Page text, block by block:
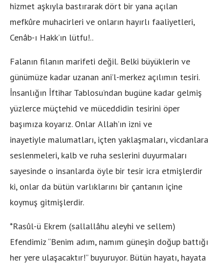
hizmet aşkıyla bastırarak dört bir yana açılan
mefkûre muhacirleri ve onların hayırlı faaliyetleri,
Cenâb-ı Hakk’ın lütfu!..
Falanın filanın marifeti değil. Belki büyüklerin ve
günümüze kadar uzanan ani’l-merkez açılımın tesiri.
İnsanlığın İftihar Tablosu’ndan bugüne kadar gelmiş
yüzlerce müçtehid ve müceddidin tesirini öper
başımıza koyarız. Onlar Allah’ın izni ve
inayetiyle malumatları, içten yaklaşmaları, vicdanlara
seslenmeleri, kalb ve ruha seslerini duyurmaları
sayesinde o insanlarda öyle bir tesir icra etmişlerdir
ki, onlar da bütün varlıklarını bir çantanın içine
koymuş gitmişlerdir.
*Rasûl-ü Ekrem (sallallâhu aleyhi ve sellem)
Efendimiz “Benim adım, namım güneşin doğup battığı
her yere ulaşacaktır!” buyuruyor. Bütün hayatı, hayata